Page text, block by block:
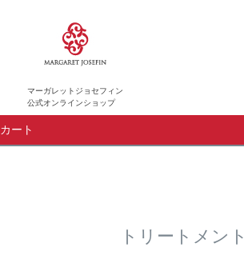
マーガレットジョセフィン
公式オンラインショップ
カート
トリートメント